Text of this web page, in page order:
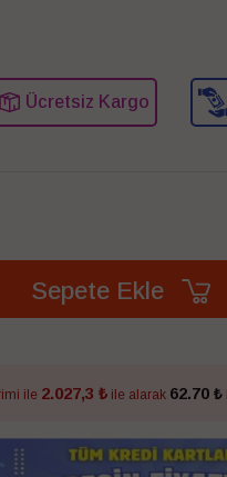
Ücretsiz Kargo
Sepete Ekle
ile 2.027,3 ₺ ile alarak 62.70 ₺